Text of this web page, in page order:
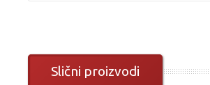
Slični proizvodi